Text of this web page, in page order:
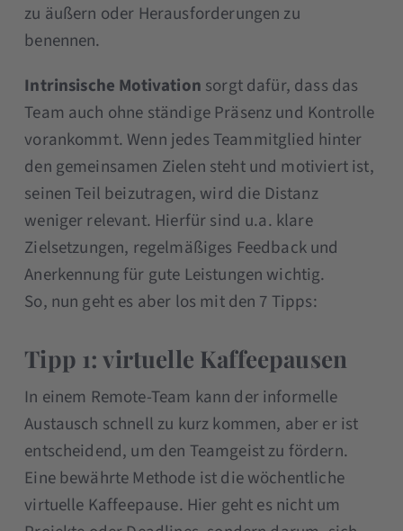
zu äußern oder Herausforderungen zu
benennen.
Intrinsische Motivation sorgt dafür, dass das
Team auch ohne ständige Präsenz und Kontrolle
vorankommt. Wenn jedes Teammitglied hinter
den gemeinsamen Zielen steht und motiviert ist,
seinen Teil beizutragen, wird die Distanz
weniger relevant. Hierfür sind u.a. klare
Zielsetzungen, regelmäßiges Feedback und
Anerkennung für gute Leistungen wichtig.
So, nun geht es aber los mit den 7 Tipps:
Tipp 1: virtuelle Kaffeepausen
In einem Remote-Team kann der informelle
Austausch schnell zu kurz kommen, aber er ist
entscheidend, um den Teamgeist zu fördern.
Eine bewährte Methode ist die wöchentliche
virtuelle Kaffeepause. Hier geht es nicht um